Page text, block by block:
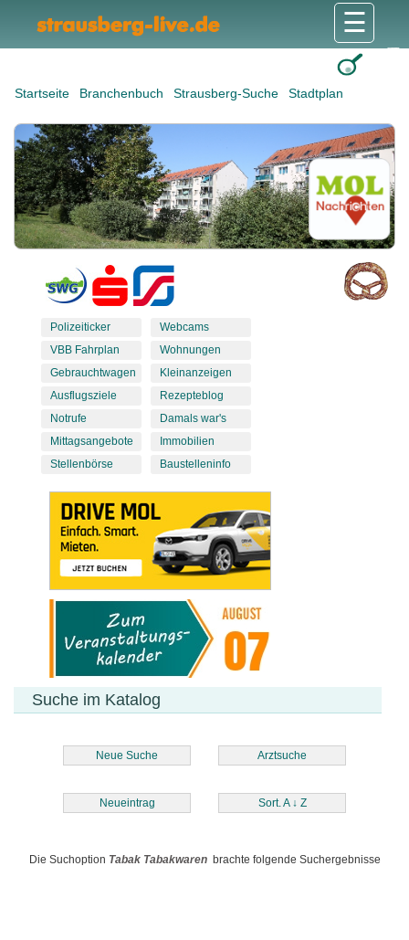
Startseite Branchenbuch Strausberg-Suche Stadtplan
☰
Polizeiticker
VBB Fahrplan
Gebrauchtwagen
Ausflugsziele
Notrufe
Mittagsangebote
Stellenbörse
Webcams
Wohnungen
Kleinanzeigen
Rezepteblog
Damals war's
Immobilien
Baustelleninfo
Suche im Katalog
Neue Suche Arztsuche
Neueintrag Sort. A ↓ Z
Die Suchoption Tabak Tabakwarenbrachte folgende Suchergebnisse